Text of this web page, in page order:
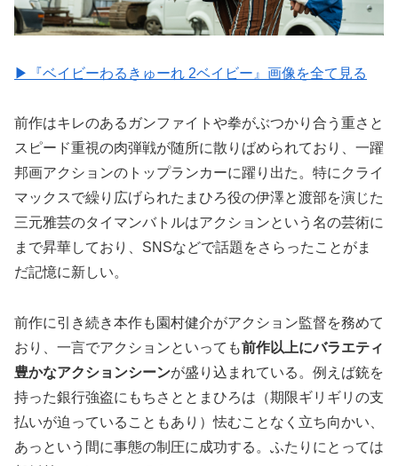
▶︎『ベイビーわるきゅーれ 2ベイビー』画像を全て見る
前作はキレのあるガンファイトや拳がぶつかり合う重さと
スピード重視の肉弾戦が随所に散りばめられており、一躍
邦画アクションのトップランカーに躍り出た。特にクライ
マックスで繰り広げられたまひろ役の伊澤と渡部を演じた
三元雅芸のタイマンバトルはアクションという名の芸術に
まで昇華しており、SNSなどで話題をさらったことがま
だ記憶に新しい。
前作に引き続き本作も園村健介がアクション監督を務めて
おり、一言でアクションといっても前作以上にバラエティ
豊かなアクションシーンが盛り込まれている。例えば銃を
持った銀行強盗にもちさととまひろは（期限ギリギリの支
払いが迫っていることもあり）怯むことなく立ち向かい、
あっという間に事態の制圧に成功する。ふたりにとっては